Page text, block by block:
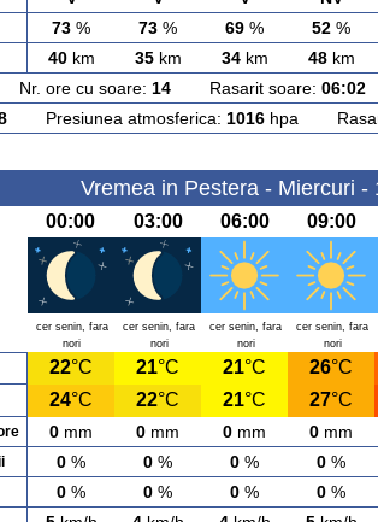
73 % 73 % 69 % 52 %
40km 35km 34km 48km
Nr. ore cu soare: 14Rasarit soare: 06:02
Presiunea atmosferica: 1016hpa
Vremea in Pestera - Miercuri -
00:00 03:00 06:00 09:00
cer senin, fara
nori
cer senin, fara
nori
cer senin, fara
nori
cer senin, fara
nori
22°C 21°C 21°C 26°C
24°C 22°C 21°C 27°C
0 mm 0 mm 0 mm 0 mm
0 % 0 % 0 % 0 %
0 % 0 % 0 % 0 %